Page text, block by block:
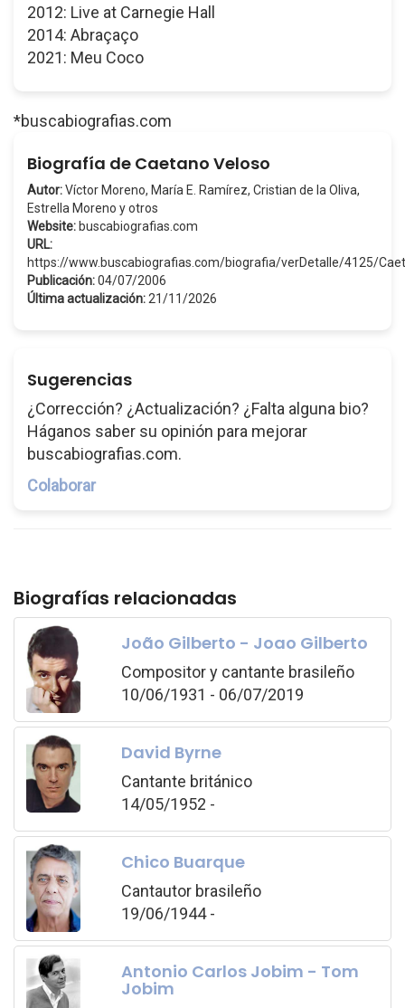
2012: Live at Carnegie Hall
2014: Abraçaço
2021: Meu Coco
*buscabiografias.com
Biografía de Caetano Veloso
Autor:Víctor Moreno, María E. Ramírez, Cristian de la Oliva,
Estrella Moreno y otros
Website: buscabiografias.com
URL:
https://www.buscabiografias.com/biografia/verDetalle/4125/
Publicación:04/07/2006
Última actualización: 21/11/2026
Sugerencias
¿Corrección? ¿Actualización? ¿Falta alguna bio?
Háganos saber su opinión para mejorar
buscabiografias.com.
Colaborar
Biografías relacionadas
João Gilberto - Joao Gilberto
Compositor y cantante brasileño
10/06/1931 - 06/07/2019
David Byrne
Cantante británico
14/05/1952 -
Chico Buarque
Cantautor brasileño
19/06/1944 -
Antonio Carlos Jobim - Tom
Jobim